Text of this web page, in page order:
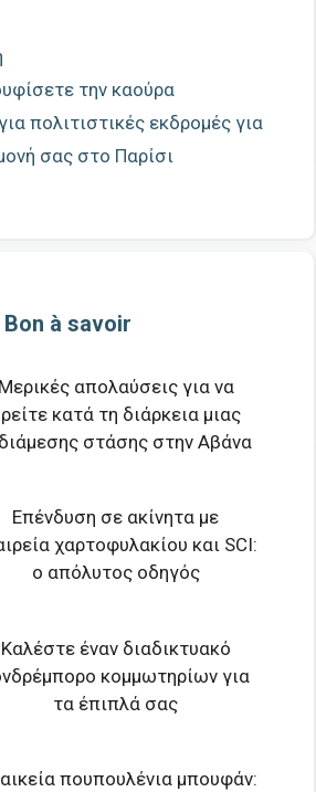
την καούρα
πολιτιστικές εκδρομές για
σας στο Παρίσι
Bon à savoir
Μερικές απολαύσεις για να
κατά τη διάρκεια μιας
στάσης στην Αβάνα
Επένδυση σε ακίνητα με
χαρτοφυλακίου και SCI:
ο απόλυτος οδηγός
Καλέστε έναν διαδικτυακό
κομμωτηρίων για
τα έπιπλά σας
πουπουλένια μπουφάν: